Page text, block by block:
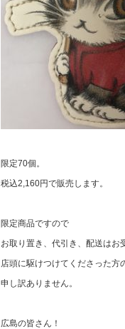
限定70個。
税込2,160円で販売します。
限定商品ですので
お取り置き、代引き、配送はお
店頭に駆けつけてくださった方
申し訳ありません。
広島の皆さん！